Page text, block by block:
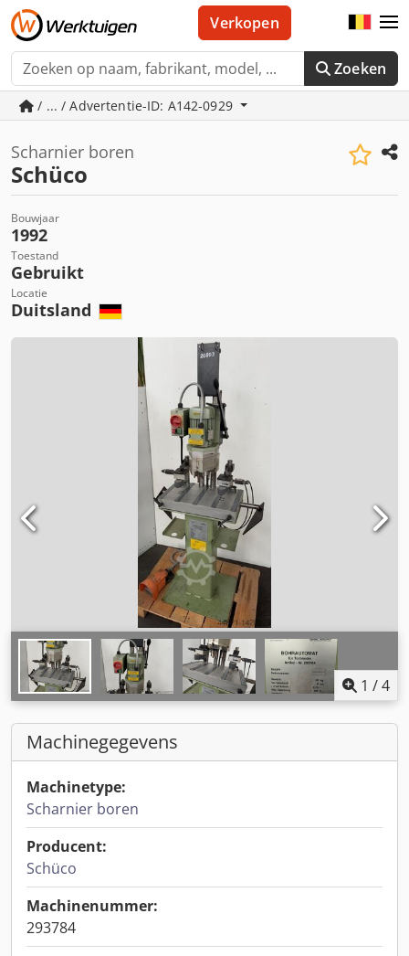
Zoeken
Verkopen
/ ... / Advertentie-ID: A142-0929
Scharnier boren
Schüco
Bouwjaar
1992
Toestand
Gebruikt
Locatie
Duitsland
1 /4
Machinegegevens
Machinetype:
Scharnier boren
Producent:
Schüco
Machinenummer:
293784